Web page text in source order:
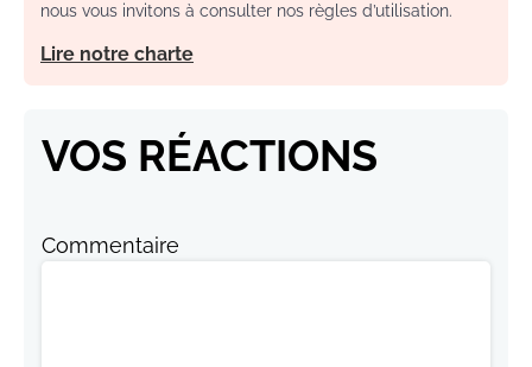
nous vous invitons à consulter nos règles d’utilisation.
Lire notre charte
VOS RÉACTIONS
Commentaire